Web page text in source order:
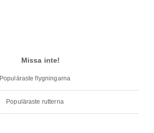
Missa inte!
Populäraste flygningarna
Populäraste rutterna